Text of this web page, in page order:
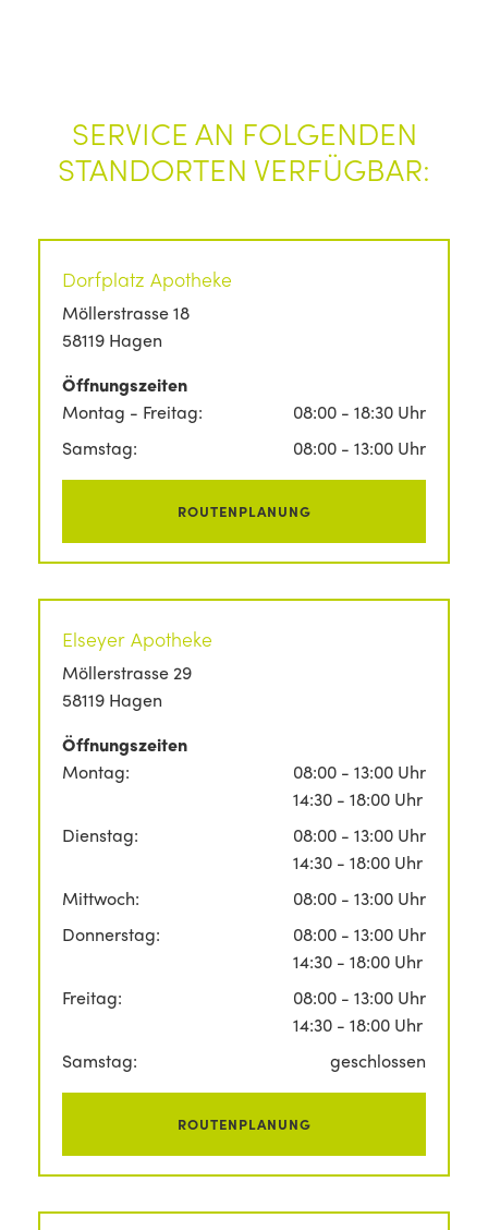
SERVICE AN FOLGENDEN
STANDORTEN VERFÜGBAR:
Dorfplatz Apotheke
Möllerstrasse 18
58119 Hagen
Öffnungszeiten
Montag - Freitag:
08:00 - 18:30 Uhr
Samstag:
08:00 - 13:00 Uhr
ROUTENPLANUNG
Elseyer Apotheke
Möllerstrasse 29
58119 Hagen
Öffnungszeiten
Montag:
08:00 - 13:00 Uhr
14:30 - 18:00 Uhr
Dienstag:
08:00 - 13:00 Uhr
14:30 - 18:00 Uhr
Mittwoch:
08:00 - 13:00 Uhr
Donnerstag:
08:00 - 13:00 Uhr
14:30 - 18:00 Uhr
Freitag:
08:00 - 13:00 Uhr
14:30 - 18:00 Uhr
Samstag:
geschlossen
ROUTENPLANUNG